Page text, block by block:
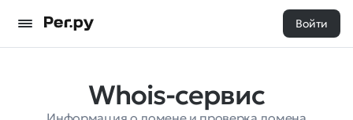
Войти
Whois-сервис